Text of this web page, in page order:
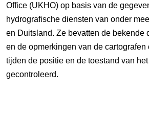
Office (UKHO) op basis van de
hydrografische diensten van onder
en Duitsland. Ze bevatten de bekende
en de opmerkingen van de
tijden de positie en de toestand van
gecontroleerd.